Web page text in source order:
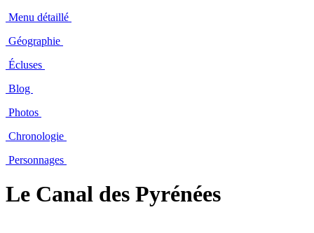
Menu détaillé
Géographie
Écluses
Blog
Photos
Chronologie
Personnages
Le Canal des Pyrénées